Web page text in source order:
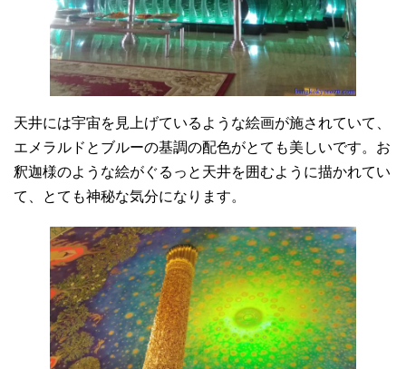
天井には宇宙を見上げているような絵画が施されていて、
エメラルドとブルーの基調の配色がとても美しいです。お
釈迦様のような絵がぐるっと天井を囲むように描かれてい
て、とても神秘な気分になります。